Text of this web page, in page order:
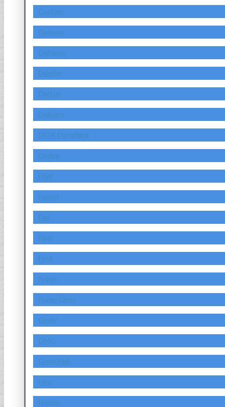
Custom
Daewoo
Daihatsu
Daimler
Datsun
Delivery
DFSK Dongfeng
Dodge
FAW
Ferrari
Fiat
Fiath
Ford
Foton
Fuyao Glass
Geely
GMC
GreatWall
Hino
Holden